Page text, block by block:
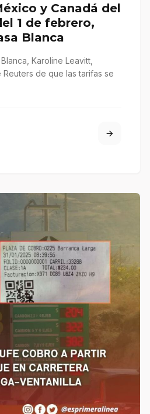
y Canadá del
1 de febrero,
Blanca
Karoline Leavitt,
de que las tarifas se